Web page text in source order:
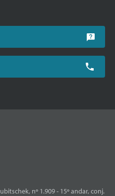
nº 1.909 - 15º andar, conj.